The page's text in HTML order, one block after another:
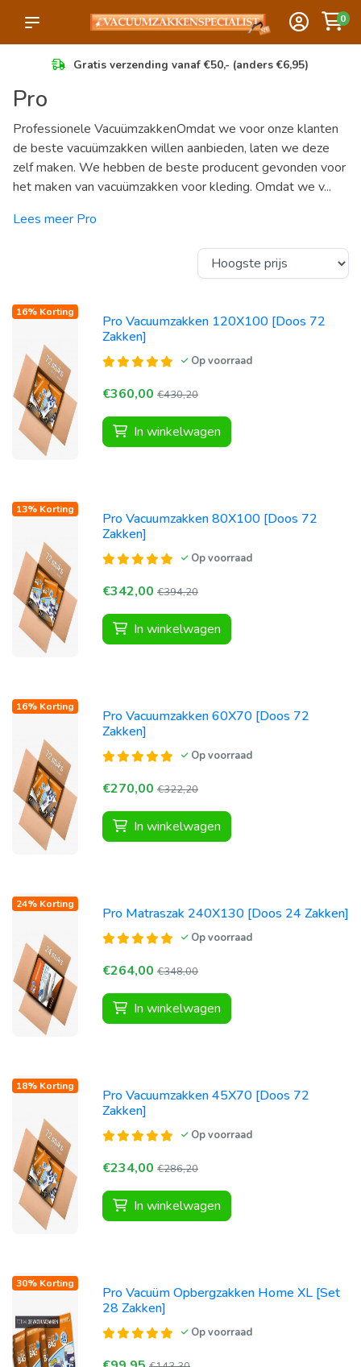
0
Gratis verzending vanaf €50,- (anders €6,95)
Pro
Professionele VacuümzakkenOmdat we voor onze klanten
de beste vacuümzakken willen aanbieden, laten we deze
zelf maken. We hebben de beste producent gevonden voor
het maken van vacuümzakken voor kleding. Omdat we v...
Lees meer Pro
16% Korting
Pro Vacuumzakken 120X100 [Doos 72
Zakken]
Op voorraad
€360,00 €430,20
In winkelwagen
13% Korting
Pro Vacuumzakken 80X100 [Doos 72
Zakken]
Op voorraad
€342,00 €394,20
In winkelwagen
16% Korting
Pro Vacuumzakken 60X70 [Doos 72
Zakken]
Op voorraad
€270,00 €322,20
In winkelwagen
24% Korting
Pro Matraszak 240X130 [Doos 24 Zakken]
Op voorraad
€264,00 €348,00
In winkelwagen
18% Korting
Pro Vacuumzakken 45X70 [Doos 72
Zakken]
Op voorraad
€234,00 €286,20
In winkelwagen
30% Korting
Pro Vacuüm Opbergzakken Home XL [Set
28 Zakken]
Op voorraad